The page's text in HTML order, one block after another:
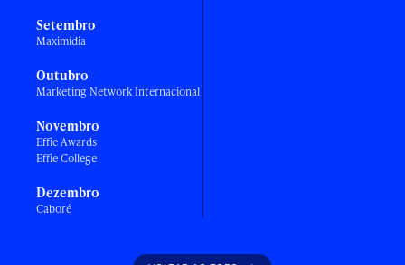
Setembro
Maximídia
Outubro
Marketing Network Internacional
Novembro
Effie Awards
Effie College
Dezembro
Caboré